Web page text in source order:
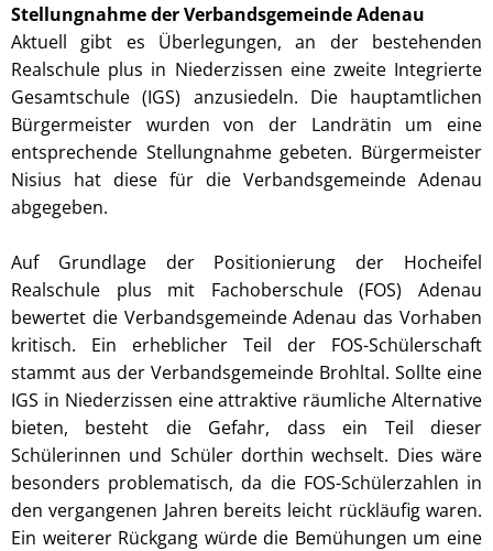
Stellungnahme der Verbandsgemeinde Adenau
Aktuell gibt es Überlegungen, an der bestehenden
Realschule plus in Niederzissen eine zweite Integrierte
Gesamtschule (IGS) anzusiedeln. Die hauptamtlichen
Bürgermeister wurden von der Landrätin um eine
entsprechende Stellungnahme gebeten. Bürgermeister
Nisius hat diese für die Verbandsgemeinde Adenau
abgegeben.
Auf Grundlage der Positionierung der Hocheifel
Realschule plus mit Fachoberschule (FOS) Adenau
bewertet die Verbandsgemeinde Adenau das Vorhaben
kritisch. Ein erheblicher Teil der FOS-Schülerschaft
stammt aus der Verbandsgemeinde Brohltal. Sollte eine
IGS in Niederzissen eine attraktive räumliche Alternative
bieten, besteht die Gefahr, dass ein Teil dieser
Schülerinnen und Schüler dorthin wechselt. Dies wäre
besonders problematisch, da die FOS-Schülerzahlen in
den vergangenen Jahren bereits leicht rückläufig waren.
Ein weiterer Rückgang würde die Bemühungen um eine